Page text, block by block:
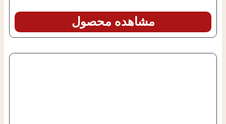
مشاهده محصول